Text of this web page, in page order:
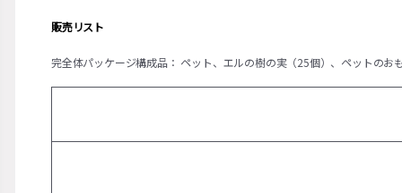
販売リスト
完全体パッケージ構成品： ペット、エルの樹の実（25個）、ペットのお